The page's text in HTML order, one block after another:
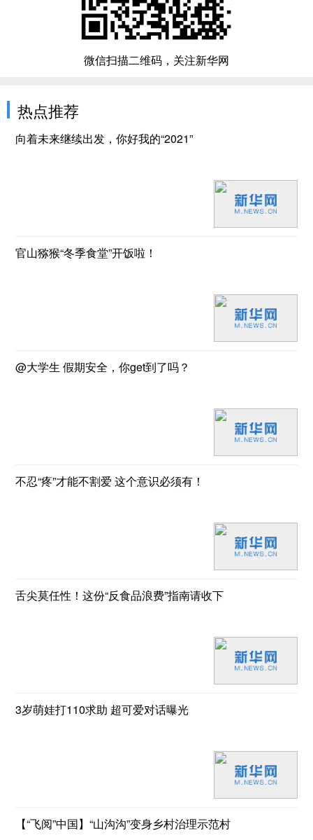
微信扫描二维码，关注新华网
热点推荐
向着未来继续出发，你好我的“2021”
官山猕猴“冬季食堂”开饭啦！
@大学生 假期安全，你get到了吗？
不忍“疼”才能不割爱 这个意识必须有！
舌尖莫任性！这份“反食品浪费”指南请收下
3岁萌娃打110求助 超可爱对话曝光
【“飞阅”中国】“山沟沟”变身乡村治理示范村